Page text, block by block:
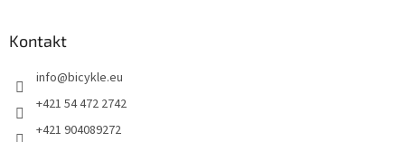
Kontakt
info@bicykle.eu
+421 54 472 2742
+421 904089272